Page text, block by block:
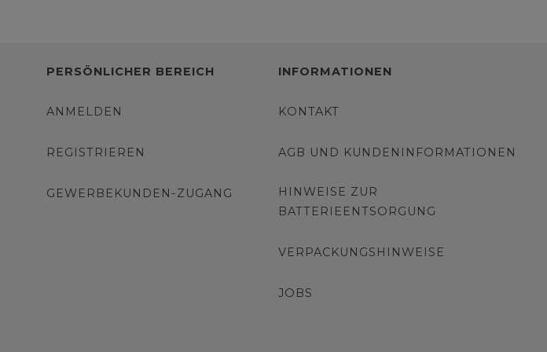
PERSÖNLICHER BEREICH
ANMELDEN
REGISTRIEREN
GEWERBEKUNDEN-ZUGANG
INFORMATIONEN
KONTAKT
AGB UND KUNDENINFORMATIONEN
HINWEISE ZUR
BATTERIEENTSORGUNG
VERPACKUNGSHINWEISE
JOBS